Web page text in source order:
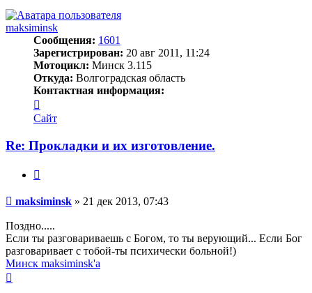
началу
maksiminsk
Сообщения: 1601
Зарегистрирован: 20 авг 2011, 11:24
Мотоцикл: Минск 3.115
Откуда: Волгоградская область
Контактная информация:
информация
пользователя
Сайт
Re: Прокладки и их изготовление.
Сообщение
maksiminsk » 21 дек 2013, 07:43
Поздно.....
Если ты разговариваешь с Богом, то ты верующий... Если Бог
разговаривает с тобой-ты психически больной!)
Минск maksiminsk'а